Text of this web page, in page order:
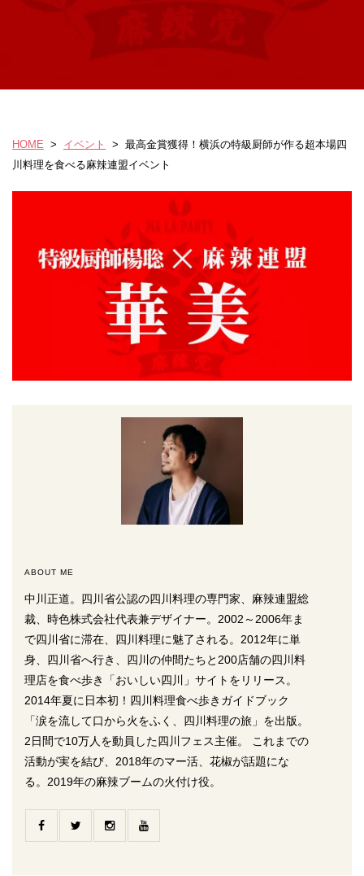
HOME > イベント > 最高金賞獲得！横浜の特級厨師が作る超本場四
川料理を食べる麻辣連盟イベント
ABOUT ME
中川正道。四川省公認の四川料理の専門家、麻辣連盟総
裁、時色株式会社代表兼デザイナー。2002～2006年ま
で四川省に滞在、四川料理に魅了される。2012年に単
身、四川省へ行き、四川の仲間たちと200店舗の四川料
理店を食べ歩き「おいしい四川」サイトをリリース。
2014年夏に日本初！四川料理食べ歩きガイドブック
「涙を流して口から火をふく、四川料理の旅」を出版。
2日間で10万人を動員した四川フェス主催。 これまでの
活動が実を結び、2018年のマー活、花椒が話題にな
る。2019年の麻辣ブームの火付け役。